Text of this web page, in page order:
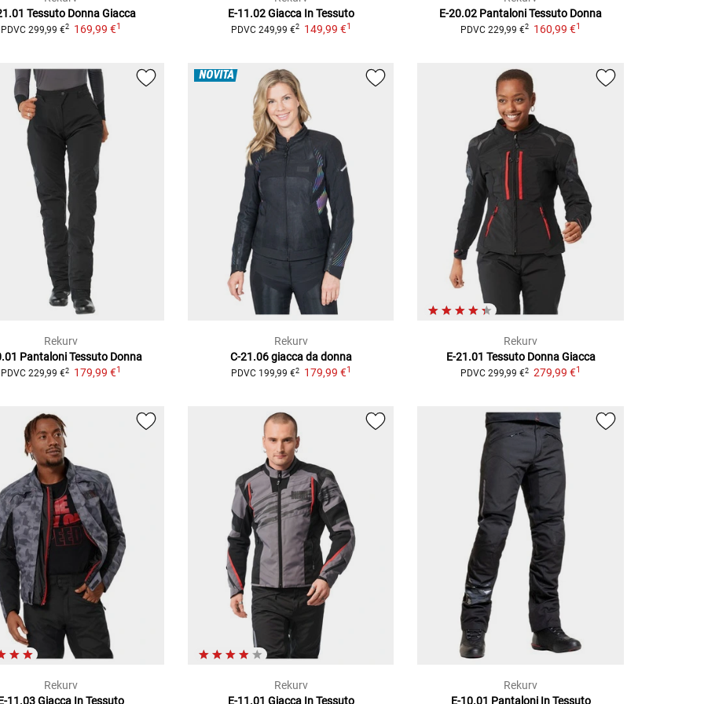
Tessuto Donna Giacca
PDVC 299,99 €2 169,99 €1
E-11.02 Giacca In Tessuto
PDVC 249,99 €2 149,99 €1
E-20.02 Pantaloni Tessuto Donna
PDVC 229,99 €2 160,99 €1
Rekurv
Pantaloni Tessuto Donna
PDVC 229,99 €2 179,99 €1
NOVITÀ
Rekurv
C-21.06 giacca da donna
PDVC 199,99 €2 179,99 €1
Rekurv
E-21.01 Tessuto Donna Giacca
PDVC 299,99 €2 279,99 €1
Rekurv
11.03 Giacca In Tessuto
Rekurv
E-11.01 Giacca In Tessuto
Rekurv
E-10.01 Pantaloni In Tessuto